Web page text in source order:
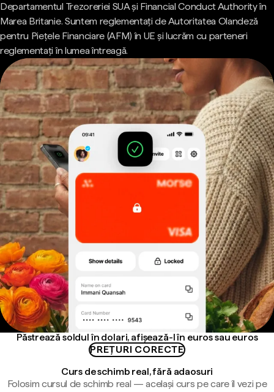
Departamentul Trezoreriei SUA și Financial Conduct Authority în
Marea Britanie. Suntem reglementați de Autoritatea Olandeză
pentru Piețele Financiare (AFM) în UE și lucrăm cu parteneri
reglementați în lumea întreagă.
Păstrează soldul în dolari, afișează-l în euros sau euros
PREȚURI CORECTE
Curs de schimb real, fără adaosuri
Folosim cursul de schimb real — același curs pe care îl vezi pe